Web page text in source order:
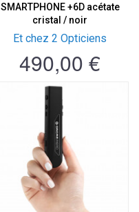
SMARTPHONE +6D acétate
cristal / noir
Et chez 2 Opticiens
490,00 €